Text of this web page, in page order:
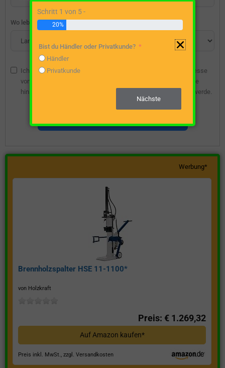
Wo lebst du?
Ich bin damit einverstanden, dass die angegebene E-Mail-Adresse
vom Webseitenbetreiber gespeichert wird, damit ich über diese
hinsichtlich eines unverbindlichen Preisangebots kontaktiert werde.
Werbung*
Brennholzspalter HSE 11-1100*
von Holzkraft
Preis: € 1.269,32
Auf Amazon kaufen*
Preis inkl. MwSt., zzgl. Versandkosten
Schritt 1 von 5 -
20%
Bist du Händler oder Privatkunde?
Händler
Privatkunde
Nächste